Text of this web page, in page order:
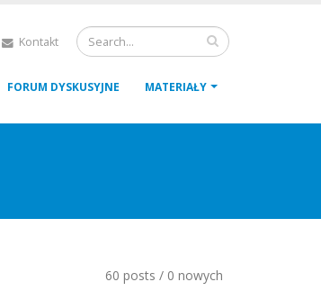
Kontakt
FORUM DYSKUSYJNE MATERIAŁY
60 posts / 0 nowych